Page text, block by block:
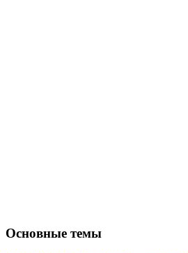
Основные темы